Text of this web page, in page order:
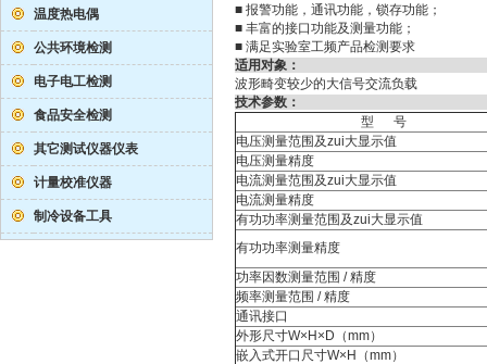
温度热电偶
公共环境检测
电子电工检测
食品安全检测
其它测试仪器仪表
计量校准仪器
制冷设备工具
■ 报警功能，通讯功能，锁存功能；
■ 丰富的接口功能及测量功能；
■ 满足实验室工频产品检测要求
适用对象
波形畸变较少的大信号交流负载
技术参数
型 号
电压测量范围及zui大显示值
电压测量精度
电流测量范围及zui大显示值
电流测量精度
有功功率测量范围及zui大显示值
有功功率测量精度
功率因数测量范围 / 精度
频率测量范围 / 精度
通讯接口
外形尺寸W×H×D（mm）
嵌入式开口尺寸W×H（mm）